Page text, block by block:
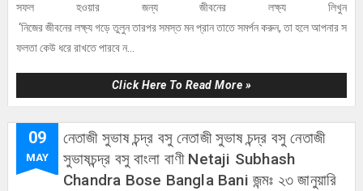
সফল হওয়ার জন্য জীবনের লক্ষ্য লিখুন
‘নিজের জীবনের লক্ষ্য গড়ে তুলুন তারপর সমস্ত মন প্রান তাতে সমর্পন করুন, তা হলে আপনার স
ফলতা কেউ ধরে রাখতে পারবে ন...
Click Here To Read More »
09
MAY
নেতাজী সুভাষ চন্দ্র বসু নেতাজী সুভাষ চন্দ্র বসু নেতাজী
সুভাষচন্দ্র বসু বাংলা বাণী Netaji Subhash
Chandra Bose Bangla Bani জন্মঃ ২৩ জানুয়ারি